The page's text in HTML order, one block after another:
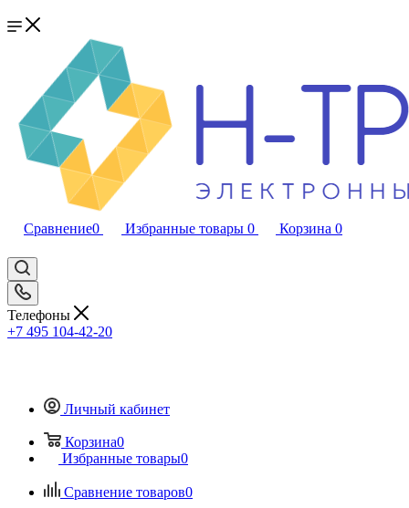
Сравнение0 Избранные товары 0 Корзина 0
Телефоны
+7 495 104-42-20
Личный кабинет
Корзина0
Избранные товары0
Сравнение товаров0